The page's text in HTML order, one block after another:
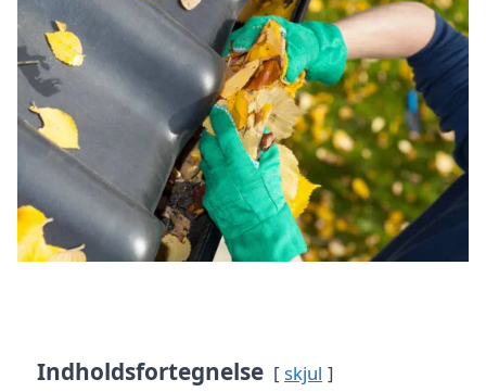
Indholdsfortegnelse skjul